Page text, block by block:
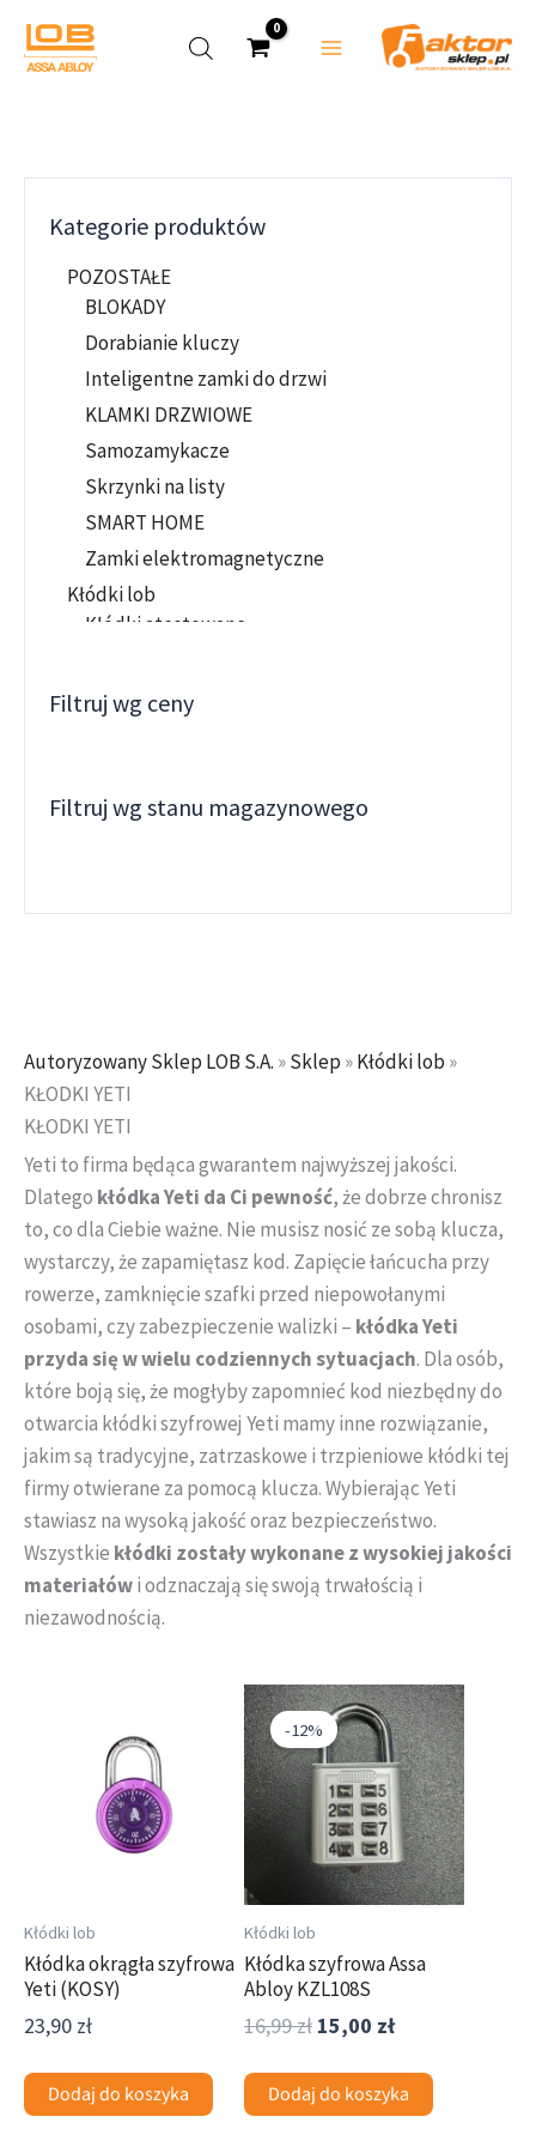
treści
Kategorie produktów
POZOSTAŁE
BLOKADY
Dorabianie kluczy
Inteligentne zamki do drzwi
KLAMKI DRZWIOWE
Samozamykacze
Skrzynki na listy
SMART HOME
Zamki elektromagnetyczne
Kłódki lob
Kłódki atestowane
Kłodki standardowe
KŁODKI VDV
KŁÓDKI ŻELIWNE
ZAMKI HOTELOWE
LOB RentingLock
System LOB 8000
Sejfy
System jednego klucza
Kłódki na jeden klucz
Klasa B
Klasa C
System kluczy master key lob
Wkładki na jeden klucz
Klasa A
Klasa B
Klasa C
Zamki na jeden klucz
WIZJERY ELEKTRONICZNE
Wkładki bębenkowe
Dorabianie klucza
WKŁADKI LOBIX
Wkładki vdv
Wkładki yeti
Wkładki hektor
Kłódki
SEJFY YALE
Wkładki
Filtruj wg ceny
Filtruj wg stanu magazynowego
Autoryzowany Sklep LOB S.A. »Sklep »Kłódki lob »
KŁODKI YETI
KŁODKI YETI
Yeti to firma będąca gwarantem najwyższej jakości.
Dlatego kłódka Yeti da Ci pewność, że dobrze chronisz
to, co dla Ciebie ważne. Nie musisz nosić ze sobą klucza,
wystarczy, że zapamiętasz kod. Zapięcie łańcucha przy
rowerze, zamknięcie szafki przed niepowołanymi
osobami, czy zabezpieczenie walizki – kłódka Yeti
przyda się w wielu codziennych sytuacjach. Dla osób,
które boją się, że mogłyby zapomnieć kod niezbędny do
otwarcia kłódki szyfrowej Yeti mamy inne rozwiązanie,
jakim są tradycyjne, zatrzaskowe i trzpieniowe kłódki tej
firmy otwierane za pomocą klucza. Wybierając Yeti
stawiasz na wysoką jakość oraz bezpieczeństwo.
Wszystkie kłódki zostały wykonane z wysokiej jakości
materiałówi odznaczają się swoją trwałością i
niezawodnością.
Kłódki lob
Kłódka okrągła szyfrowa
Yeti (KOSY)
23,90 zł
Dodaj do koszyka
-12%
Kłódki lob
Kłódka szyfrowa Assa
Abloy KZL108S
16,99zł
Pierwotna
cena
wynosiła:
16,99 zł.
15,00 zł
Aktualna
cena
wynosi:
15,00 zł.
Dodaj do koszyka